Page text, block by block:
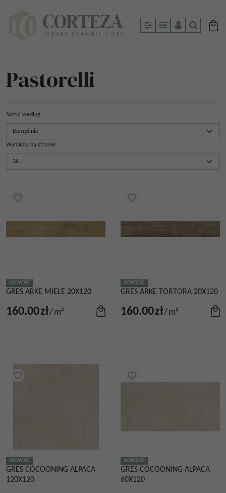
PanelMenuPanelSzukaj
Pastorelli
Sortuj według:
Wyników na stronie:
NOWOŚĆ
GRES ARKE MIELE 20X120
160.00zł/m²
NOWOŚĆ
GRES ARKE TORTORA 20X120
160.00zł/m²
NOWOŚĆ
GRES COCOONING ALPACA
120X120
NOWOŚĆ
GRES COCOONING ALPACA
60X120